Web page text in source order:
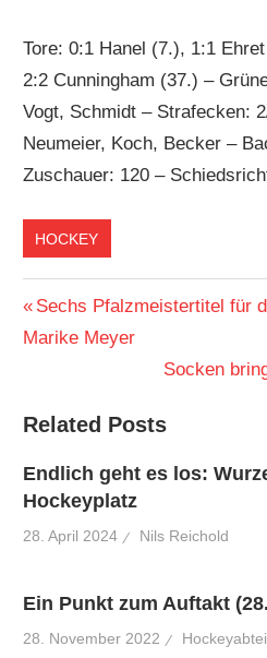
Tore: 0:1 Hanel (7.), 1:1
2:2 Cunningham (37.) –
Vogt, Schmidt – Strafecken:
Neumeier, Koch, Becker –
Zuschauer: 120 –
HOCKEY
Vorheriger
Beitrag:
Sechs Pfalzmeistertitel für
Marike Meyer
Nächster
Socken
Related Posts
Endlich geht es los:
Hockeyplatz
28. April 2024 Nils Reichold
Ein Punkt zum Auftakt
28. November 2022